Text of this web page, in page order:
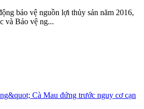
bảo vệ nguồn lợi thủy sản năm 2016,
và Bảo vệ ng...
Cà Mau đứng trước nguy cơ cạn